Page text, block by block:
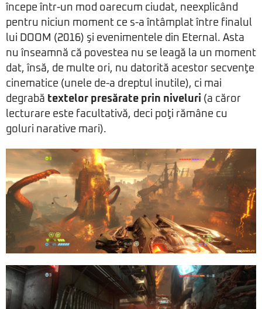
începe într-un mod oarecum ciudat, neexplicând
pentru niciun moment ce s-a întâmplat între finalul
lui DOOM (2016) şi evenimentele din Eternal. Asta
nu înseamnă că povestea nu se leagă la un moment
dat, însă, de multe ori, nu datorită acestor secvenţe
cinematice (unele de-a dreptul inutile), ci mai
degrabă textelor presărate prin niveluri (a căror
lecturare este facultativă, deci poţi rămâne cu
goluri narative mari).